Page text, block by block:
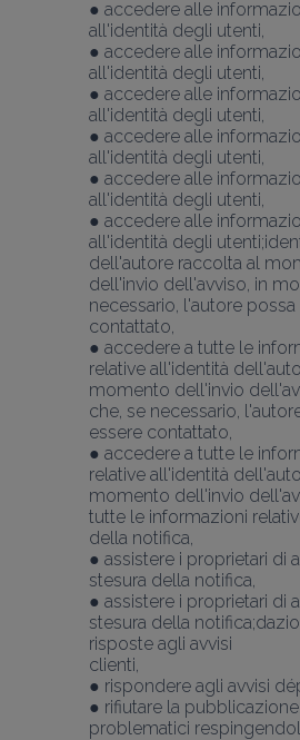
● accedere alle
all'identità degli utenti,
● accedere alle
all'identità degli utenti,
● accedere alle
all'identità degli utenti,
● accedere alle
all'identità degli utenti,
● accedere alle
all'identità degli utenti,
● accedere alle
all'identità degli
dell'autore raccolta al
dell'invio dell'avviso, in
necessario, l'autore possa
contattato,
● accedere a tutte le
relative all'identità
momento dell'invio
che, se necessario,
essere contattato,
● accedere a tutte le
relative all'identità
momento dell'invio
tutte le informazioni
della notifica,
● assistere i proprietari di
stesura della notifica,
● assistere i proprietari di
stesura della
risposte agli avvisi
clienti,
● rispondere agli avvisi
● rifiutare la
problematici